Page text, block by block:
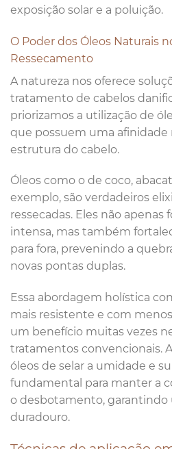
exposição solar e a poluição.
O Poder dos Óleos Naturais
Ressecamento
A natureza nos oferece
tratamento de cabelos
priorizamos a utilização de
que possuem uma afinidade
estrutura do cabelo.
Óleos como o de coco,
exemplo, são verdadeiros
ressecadas. Eles não
intensa, mas também
para fora, prevenindo a
novas pontas duplas.
Essa abordagem holística
mais resistente e com
um benefício muitas vezes
tratamentos convencionais.
óleos de selar a umidade e
fundamental para manter a
o desbotamento, garantindo
duradouro.